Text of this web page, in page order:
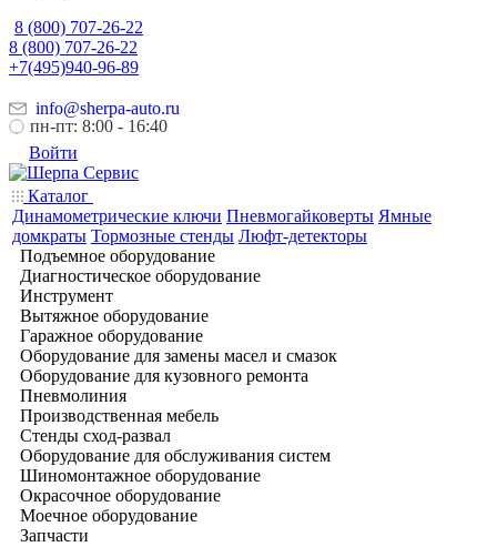
8 (800) 707-26-22
8 (800) 707-26-22
+7(495)940-96-89
info@sherpa-auto.ru
пн-пт: 8:00 - 16:40
Войти
Каталог
Динамометрические ключи Пневмогайковерты Ямные
домкраты Тормозные стенды Люфт-детекторы
Подъемное оборудование
Диагностическое оборудование
Инструмент
Вытяжное оборудование
Гаражное оборудование
Оборудование для замены масел и смазок
Оборудование для кузовного ремонта
Пневмолиния
Производственная мебель
Стенды сход-развал
Оборудование для обслуживания систем
Шиномонтажное оборудование
Окрасочное оборудование
Моечное оборудование
Запчасти